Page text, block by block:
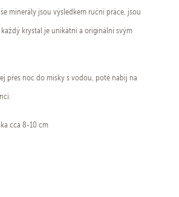
minerály jsou výsledkem ruční práce, jsou
každý krystal je unikátní a originální svým
přes noc do misky s vodou, poté nabij na
cca 8-10 cm